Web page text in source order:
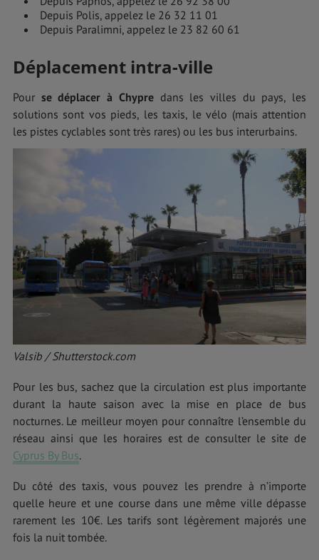
Depuis Polis, appelez le 26 32 11 01
Depuis Paralimni, appelez le 23 82 60 61
Déplacement intra-ville
Pour se déplacer à Chypredans les villes du pays, les
solutions sont vos pieds, les taxis, le vélo (mais attention
les pistes cyclables sont très rares) ou les bus interurbains.
Valsib / Shutterstock.com
Pour les bus, sachez que la circulation est plus importante
durant la haute saison avec la mise en place de bus
nocturnes. Le meilleur moyen pour connaître l’ensemble du
réseau ainsi que les horaires est de consulter le site de
Cyprus By Bus.
Du côté des taxis, vous pouvez les prendre à n’importe
quelle heure et une course dans une même ville dépasse
rarement les 10€. Les tarifs sont légèrement majorés une
fois la nuit tombée.